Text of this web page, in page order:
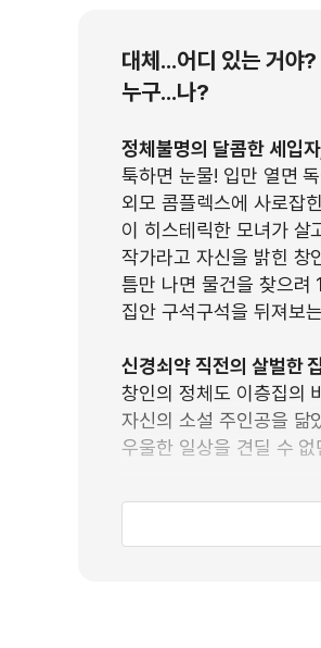
대체...어디 있는 거야?
누구...나?
정체불명의 달콤한 세입
툭하면 눈물! 입만 열면
외모 콤플렉스에 사로잡
이 히스테릭한 모녀가 살
작가라고 자신을 밝힌 창
틈만 나면 물건을 찾으려
집안 구석구석을 뒤져보
신경쇠약 직전의 살벌한
창인의 정체도 이층집의
자신의 소설 주인공을 닮
우울한 일상을 견딜 수
각기 다른 속셈으로 점차